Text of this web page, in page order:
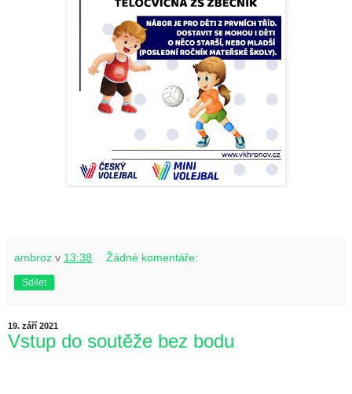
ambroz v 13:38 Žádné komentáře:
Sdílet
19. září 2021
Vstup do soutěže bez bodu